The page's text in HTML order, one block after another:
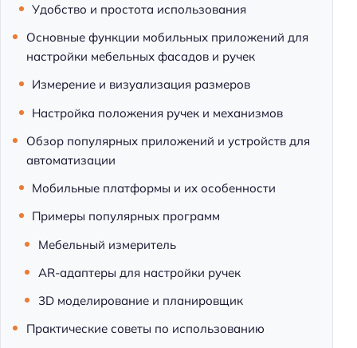
Удобство и простота использования
Основные функции мобильных приложений для
настройки мебельных фасадов и ручек
Измерение и визуализация размеров
Настройка положения ручек и механизмов
Обзор популярных приложений и устройств для
автоматизации
Мобильные платформы и их особенности
Примеры популярных программ
Мебельный измеритель
AR-адаптеры для настройки ручек
3D моделирование и планировщик
Практические советы по использованию